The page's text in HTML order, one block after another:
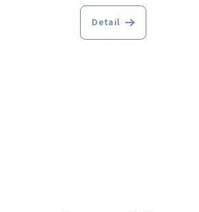
Detail